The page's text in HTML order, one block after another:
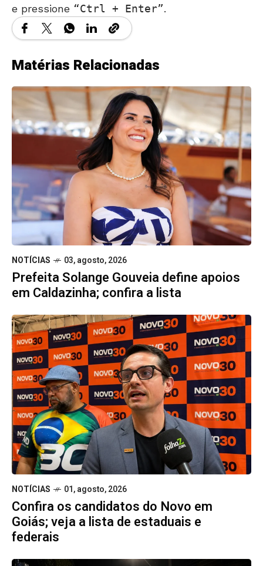
e pressione
Ctrl + Enter .
Matérias Relacionadas
NOTÍCIAS 03, agosto, 2026
Prefeita Solange Gouveia define apoios
em Caldazinha; confira a lista
NOTÍCIAS 01, agosto, 2026
Confira os candidatos do Novo em
Goiás; veja a lista de estaduais e
federais